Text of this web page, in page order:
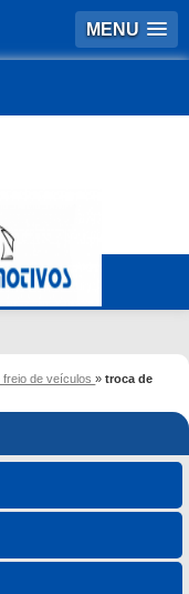
MENU
freio de veículos»troca de